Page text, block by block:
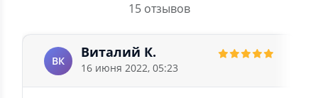
15 отзывов
ВК
Виталий К.
16 июня 2022, 05:23